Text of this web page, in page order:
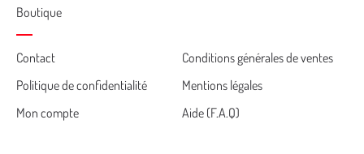
Boutique
Cemea
footer
Contact
Conditions générales de ventes
Politique de confidentialité
Mentions légales
Mon compte
Aide (F.A.Q)